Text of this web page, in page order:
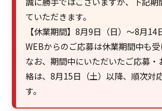
ていただきます。
【休業期間】8月9日（日）～8月14
WEBからのご応募は休業期間中も受
なお、期間中にいただいたご応募
絡は、8月15日（土）以降、順次対
す。